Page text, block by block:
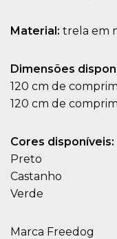
Material: trela em
Dimensões
120 cm de
120 cm de
Cores disponíveis:
Preto
Castanho
Verde
Marca Freedog